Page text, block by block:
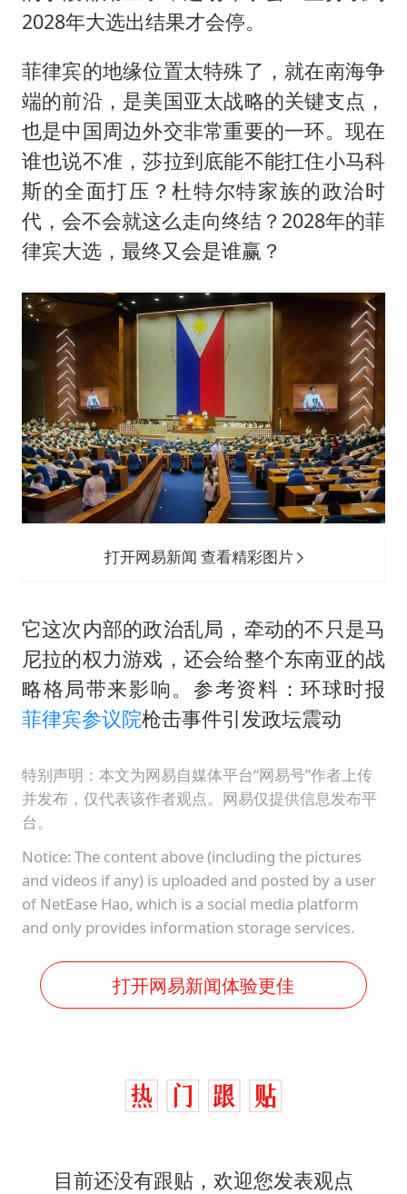
2028年大选出结果才会停。
菲律宾的地缘位置太特殊了，就在南海争
端的前沿，是美国亚太战略的关键支点，
也是中国周边外交非常重要的一环。现在
谁也说不准，莎拉到底能不能扛住小马科
斯的全面打压？杜特尔特家族的政治时
代，会不会就这么走向终结？2028年的菲
律宾大选，最终又会是谁赢？
打开网易新闻 查看精彩图片
它这次内部的政治乱局，牵动的不只是马
尼拉的权力游戏，还会给整个东南亚的战
略格局带来影响。参考资料：环球时报
菲律宾参议院枪击事件引发政坛震动
特别声明：本文为网易自媒体平台“网易号”作者上传
并发布，仅代表该作者观点。网易仅提供信息发布平
台。
Notice: The content above (including the pictures
and videos if any) is uploaded and posted by a user
of NetEase Hao, which is a social media platform
and only provides information storage services.
打开网易新闻体验更佳
目前还没有跟贴，欢迎您发表观点